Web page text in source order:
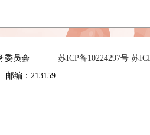
务委员会
苏ICP备10224297号 苏
编：213159